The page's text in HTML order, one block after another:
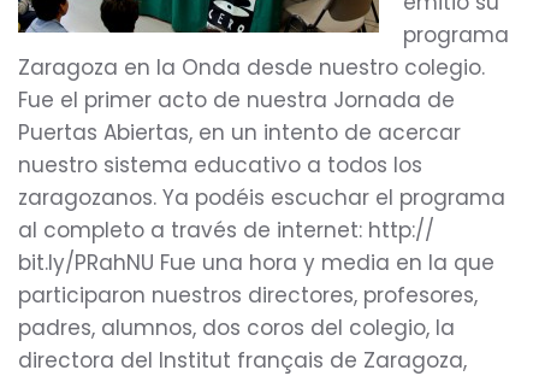
programa
Zaragoza en la Onda desde nuestro colegio.
Fue el primer acto de nuestra Jornada de
Puertas Abiertas, en un intento de acercar
nuestro sistema educativo a todos los
zaragozanos. Ya podéis escuchar el programa
al completo a través de internet: http://
bit.ly/PRahNU Fue una hora y media en la que
participaron nuestros directores, profesores,
padres, alumnos, dos coros del colegio, la
directora del Institut français de Zaragoza,